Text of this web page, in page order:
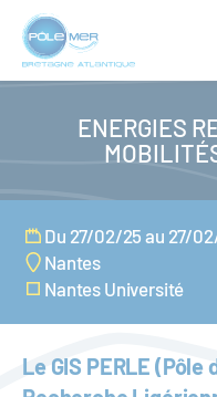
Panneau de gestion des
Aller
contenu
ENERGIES
Du 27/02/25 au 27/
Nantes
Nantes Université
Le GIS PERLE